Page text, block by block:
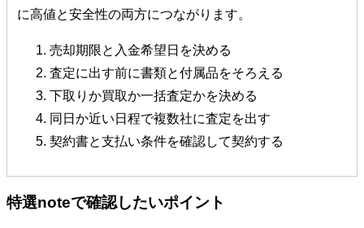
に高値と安全性の両方につながります。
売却期限と入金希望日を決める
査定に出す前に書類と付属品をそろえる
下取りか買取か一括査定かを決める
同日か近い日程で複数社に査定を出す
契約書と支払い条件を確認して契約する
特選noteで確認したいポイント